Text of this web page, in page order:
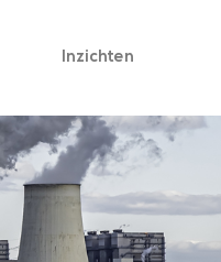
Inzichten